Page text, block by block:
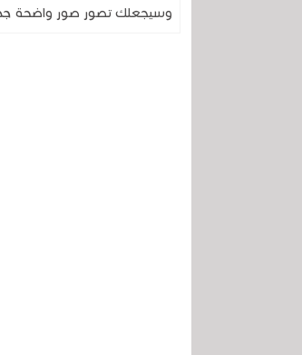
وسيجعلك تصور صور واضحة